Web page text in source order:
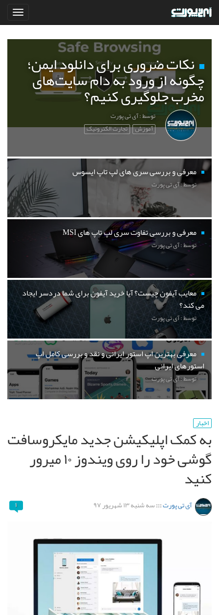
نکات ضروری برای دانلود ایمن؛
چگونه از ورود به دام سایت‌های
مخرب جلوگیری کنیم؟
توسط : آی تی پورت
آموزش تجارت الکترونیک
معرفی و بررسی سری های لپ تاپ ایسوس
توسط : آی تی پورت
معرفی و بررسی تفاوت سری لپ تاپ های MSI
توسط : آی تی پورت
معایب آیفون چیست؟ آیا خرید آیفون برای شما دردسر ایجاد
می کند؟
توسط : آی تی پورت
معرفی بهترین اپ استور ایرانی و نقد و بررسی کامل اپ
استورهای ایرانی
توسط : آی تی پورت
اخبار
به کمک اپلیکیشن جدید مایکروسافت
گوشی خود را روی ویندوز ۱۰ میرور
کنید
آی تی پورت:::سه شنبه ۱۳ شهریور ۹۷ ۱